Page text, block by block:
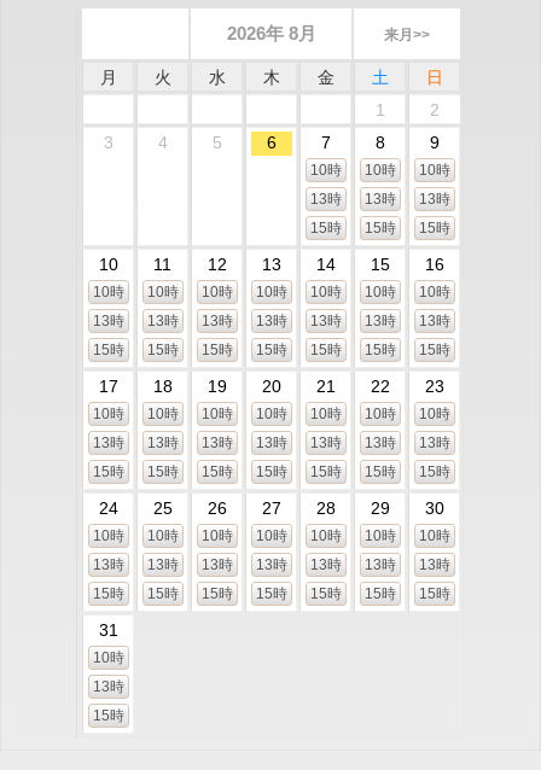
2026年 8月 来月>>
月 火 水 木 金 土
日
1
2
3
4 5 6 7
10時
13時
15時
8
10時
13時
15時
9
10時
13時
15時
10
10時
13時
15時
11
10時
13時
15時
12
10時
13時
15時
13
10時
13時
15時
14
10時
13時
15時
15
10時
13時
15時
16
10時
13時
15時
17
10時
13時
15時
18
10時
13時
15時
19
10時
13時
15時
20
10時
13時
15時
21
10時
13時
15時
22
10時
13時
15時
23
10時
13時
15時
24
10時
13時
15時
25
10時
13時
15時
26
10時
13時
15時
27
10時
13時
15時
28
10時
13時
15時
29
10時
13時
15時
30
10時
13時
15時
31
10時
13時
15時